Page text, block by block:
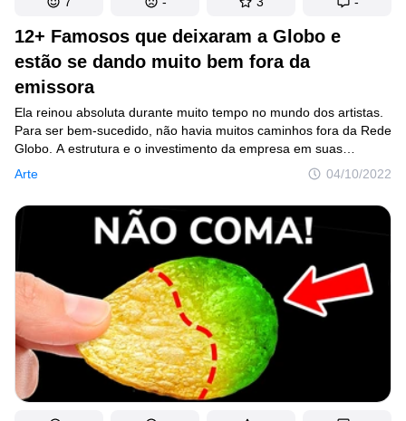
12+ Famosos que deixaram a Globo e
estão se dando muito bem fora da
emissora
Arte 04/10/2022
Ela reinou absoluta durante muito tempo no mundo dos artistas.
Para ser bem-sucedido, não havia muitos caminhos fora da Rede
Globo. A estrutura e o investimento da empresa em suas
produções a colocaram em plena liderança. E é por isso que,
quase sempre que pensamos em celebridades brasileiras, são
profissionais da esfera platinada que nos vêm à mente, não
é mesmo?